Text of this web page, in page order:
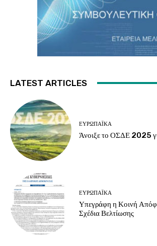
LATEST ARTICLES
ΕΥΡΩΠΑΪΚΆ
Άνοιξε το ΟΣΔΕ 2025
ΕΥΡΩΠΑΪΚΆ
Υπεγράφη η Κοινή
Σχέδια Βελτίωσης